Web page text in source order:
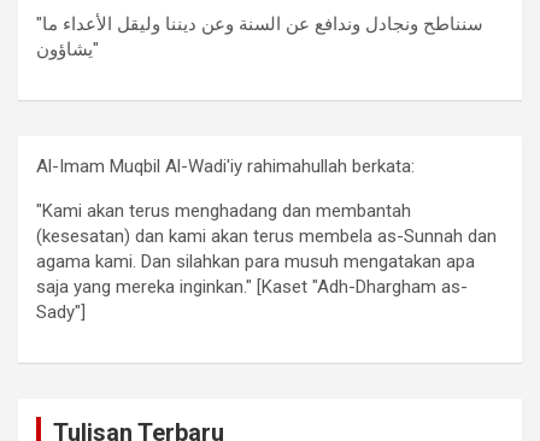
"سنناطح ونجادل وندافع عن السنة وعن ديننا وليقل الأعداء ما
يشاؤون"
Al-Imam Muqbil Al-Wadi'iy rahimahullah berkata:
"Kami akan terus menghadang dan membantah
(kesesatan) dan kami akan terus membela as-Sunnah dan
agama kami. Dan silahkan para musuh mengatakan apa
saja yang mereka inginkan." [Kaset "Adh-Dhargham as-
Sady"]
Tulisan Terbaru